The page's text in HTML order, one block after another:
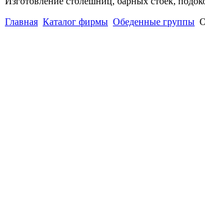
Главная Каталог фирмы Обеденные группы